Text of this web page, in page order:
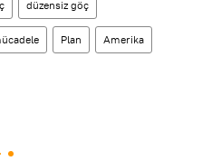
düzensiz göç
Plan Amerika